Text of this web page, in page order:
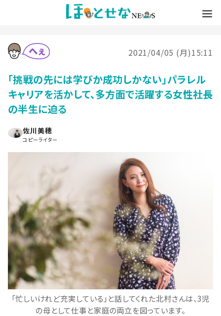
2021/04/05 (月)15:11
「挑戦の先には学びか成功しかない」パラレル
キャリアを活かして、多方面で活躍する女性社長
の半生に迫る
佐川美穂
コピーライター
「忙しいけれど充実している」と話してくれた北村さんは、3児
の母として仕事と家庭の両立を図っています。